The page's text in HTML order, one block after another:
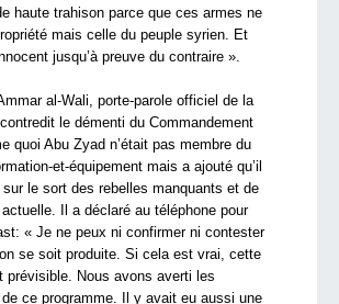
haute trahison parce que ces armes ne
mais celle du peuple syrien. Et
jusqu’à preuve du contraire ».
al-Wali, porte-parole officiel de la
le démenti du Commandement
quoi Abu Zyad n’était pas membre du
et-équipement mais a ajouté qu’il
le sort des rebelles manquants et de
Il a déclaré au téléphone pour
« Je ne peux ni confirmer ni contester
se soit produite. Si cela est vrai, cette
prévisible. Nous avons averti les
ce programme. Il y avait eu aussi une